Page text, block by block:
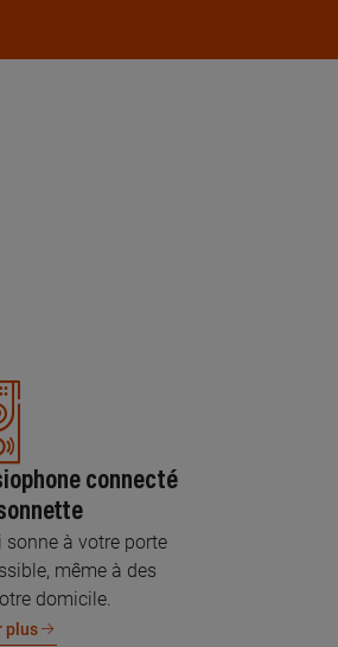
connecté
sonne à votre porte
même à des
domicile.
plus